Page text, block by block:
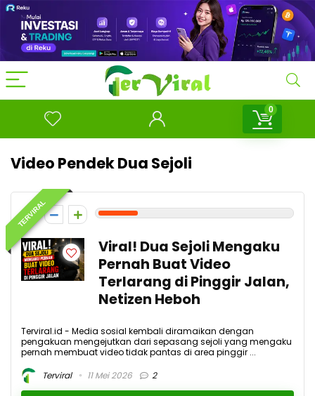
0
Video Pendek Dua Sejoli
TERVIRAL
2
Viral! Dua Sejoli Mengaku
Pernah Buat Video
Terlarang di Pinggir Jalan,
Netizen Heboh
Terviral.id - Media sosial kembali diramaikan dengan
pengakuan mengejutkan dari sepasang sejoli yang mengaku
pernah membuat video tidak pantas di area pinggir ...
Terviral
11 Mei 2026 2